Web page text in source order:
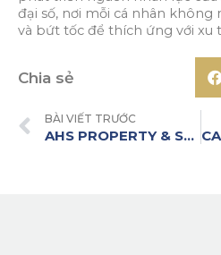
đại số, nơi mỗi cá nhân không
và bứt tốc để thích ứng với xu
Chia sẻ
BÀI VIẾT TRƯỚC
AHS PROPERTY & SJ GROUP: CỘNG HƯỞNG SỨC MẠNH – LAN TỎA GIÁ TRỊ VISTA SERENA